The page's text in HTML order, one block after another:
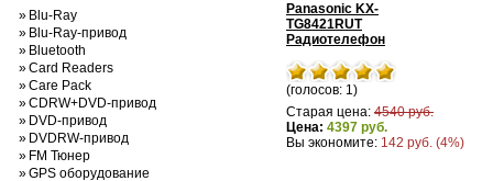
» Blu-Ray
» Blu-Ray-привод
» Bluetooth
»Card Readers
»Care Pack
»CDRW+DVD-привод
» DVD-привод
» DVDRW-привод
» FM Тюнер
»GPS оборудование
Panasonic KX-
TG8421RUT
Радиотелефон
(голосов: 1)
Старая цена: 4540 руб.
Цена: 4397 руб.
Вы экономите: 142 руб. (4%)